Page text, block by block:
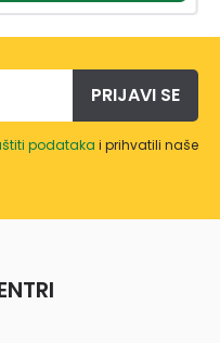
PRIJAVI SE
podataka i prihvatili naše